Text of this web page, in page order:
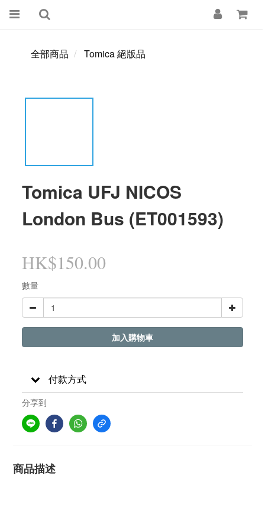
全部商品 Tomica 絕版品
Tomica UFJ NICOS
London Bus (ET001593)
HK$150.00
數量
加入購物車
付款方式
分享到
商品描述